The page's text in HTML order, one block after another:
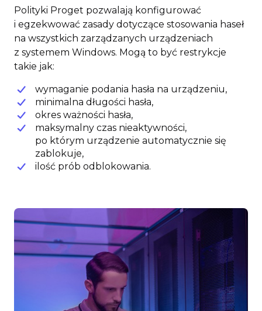
Polityki Proget pozwalają konfigurować
i egzekwować zasady dotyczące stosowania haseł
na wszystkich zarządzanych urządzeniach
z systemem Windows. Mogą to być restrykcje
takie jak:
wymaganie podania hasła na urządzeniu,
minimalna długości hasła,
okres ważności hasła,
maksymalny czas nieaktywności,
po którym urządzenie automatycznie się
zablokuje,
ilość prób odblokowania.